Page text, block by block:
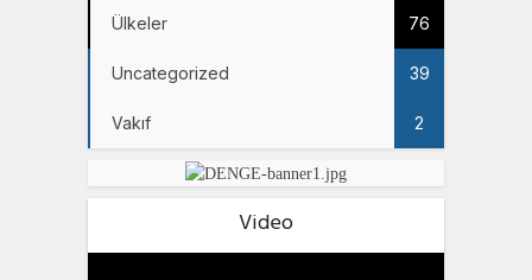
Ülkeler 76
Uncategorized 39
Vakıf 2
Video